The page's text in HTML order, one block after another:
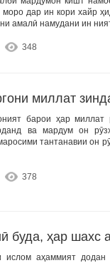
дар ин кори хайр
амалӣ намудани ин
348
миллат
барои ҳар миллат
ва мардум он
тантанавии он
378
буда, ҳар шахс
ислом аҳаммият додан